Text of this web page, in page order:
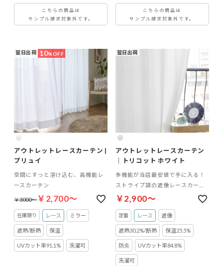
こちらの商品は
サンプル請求対象外です。
こちらの商品は
サンプル請求対象外です。
翌日出荷 10%OFF
アウトレットレースカーテン |
プリュイ
空間にすっと溶け込む、高機能レ
ースカーテン
￥3000～￥2,700～
レース ミラー
遮熱/断熱 保温
UVカット率91.1% 洗濯可
翌日出荷
アウトレットレースカーテン
｜トリコット ホワイト
多機能が当店最安値で手に入る！
ストライプ調の遮像レースカーテ
ン
￥2,900～
レース 遮像
遮熱30.2%/断熱 保温25.5%
防炎 UVカット率84.8%
洗濯可